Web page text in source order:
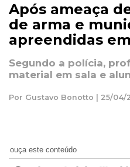
Após ameaça
de arma e
apreendidas
Segundo a polícia,
material em sala e
Por Gustavo Bonotto | 25/04/
ouça este conteúdo